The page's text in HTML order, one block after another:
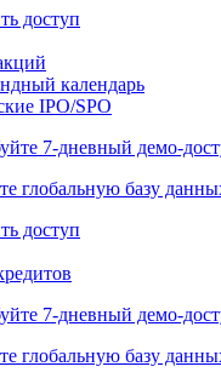
7-дневный
глобальную базу данных
доступ
календарь
IPO/SPO
7-дневный
глобальную базу данных
доступ